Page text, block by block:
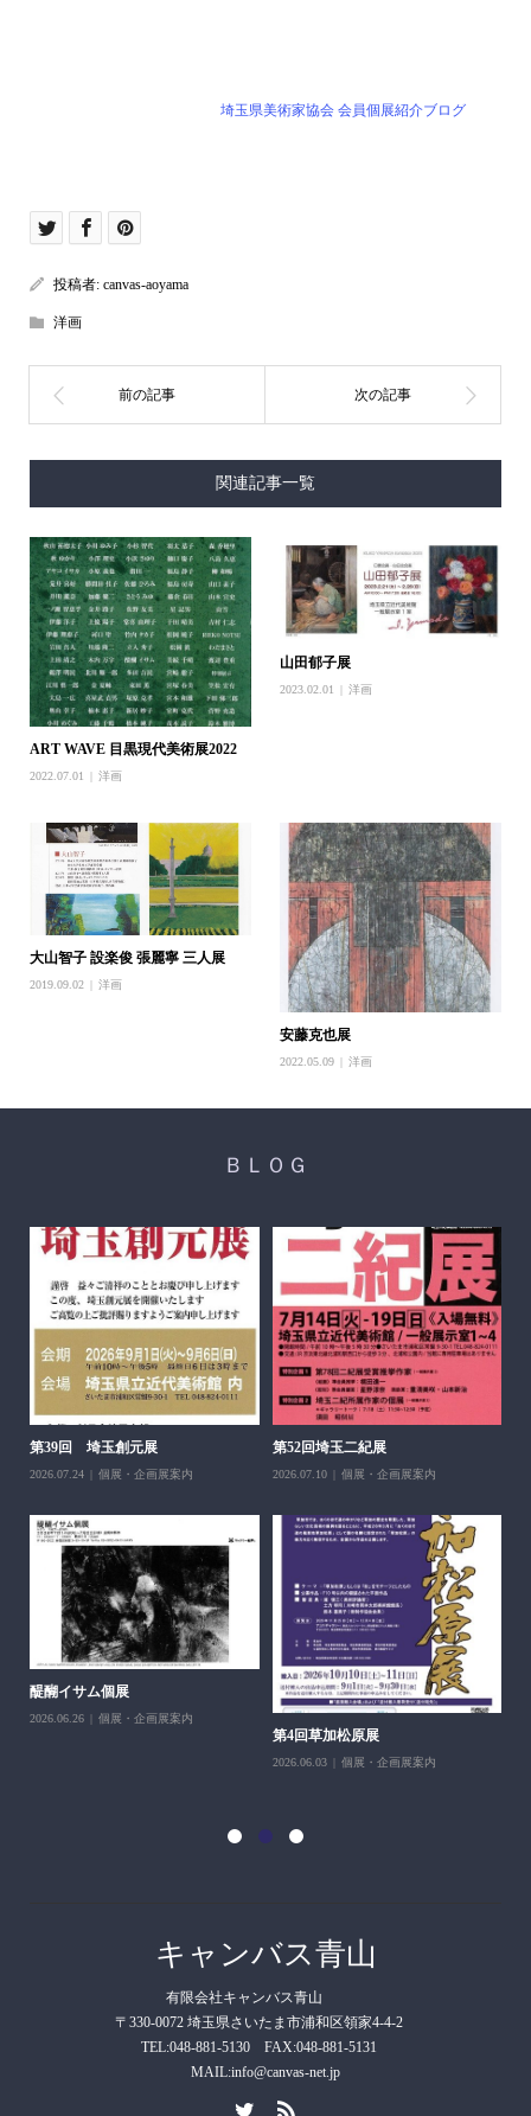
埼玉県美術家協会 会員個展紹介ブログ
投稿者: canvas-aoyama
洋画
関連記事一覧
ART WAVE 目黒現代美術展2022
2022.07.01 洋画
山田郁子展
2023.02.01 洋画
大山智子 設楽俊 張麗寧 三人展
2019.09.02 洋画
安藤克也展
2022.05.09 洋画
ＢＬＯＧ
第39回 埼玉創元展
2026.07.24 個展・企画展案内
第52回埼玉二紀展
2026.07.10 個展・企画展案内
醍醐イサム個展
2026.06.26 個展・企画展案内
第4回草加松原展
2026.06.03 個展・企画展案内
キャンバス青山
有限会社キャンバス青山
〒330-0072 埼玉県さいたま市浦和区領家4-4-2
TEL:048-881-5130 FAX:048-881-5131
MAIL:info@canvas-net.jp